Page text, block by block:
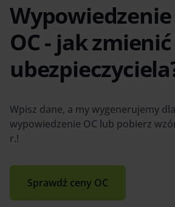
OC - jak zmienić
Wpisz dane, a my wygenerujemy
wypowiedzenie OC lub pobierz
r.!
Sprawdź ceny OC